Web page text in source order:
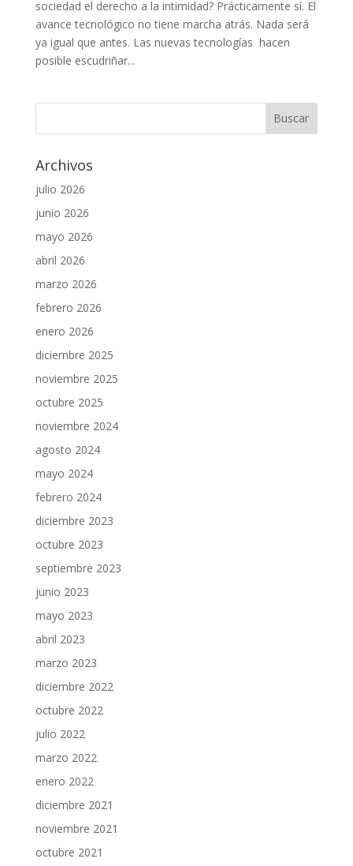
sociedad el derecho a la intimidad? Prácticamente sí. El
avance tecnológico no tiene marcha atrás. Nada será
ya igual que antes. Las nuevas tecnologías hacen
posible escudriñar...
Archivos
julio 2026
junio 2026
mayo 2026
abril 2026
marzo 2026
febrero 2026
enero 2026
diciembre 2025
noviembre 2025
octubre 2025
noviembre 2024
agosto 2024
mayo 2024
febrero 2024
diciembre 2023
octubre 2023
septiembre 2023
junio 2023
mayo 2023
abril 2023
marzo 2023
diciembre 2022
octubre 2022
julio 2022
marzo 2022
enero 2022
diciembre 2021
noviembre 2021
octubre 2021